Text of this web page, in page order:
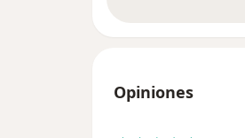
Opiniones